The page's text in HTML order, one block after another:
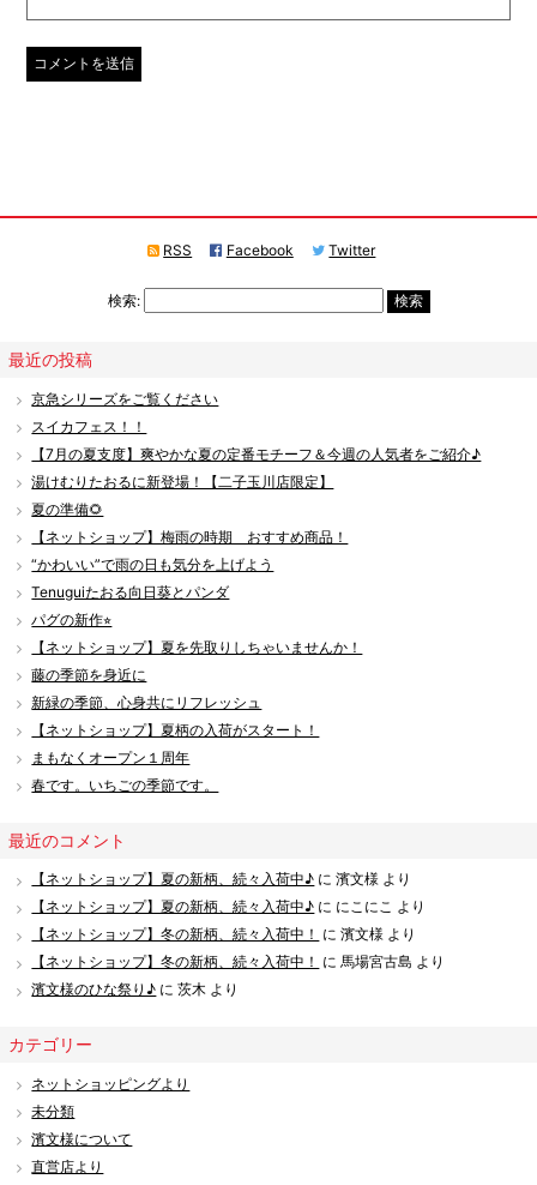
RSS Facebook Twitter
検索:
最近の投稿
京急シリーズをご覧ください
スイカフェス！！
【7月の夏支度】爽やかな夏の定番モチーフ＆今週の人気者をご紹介♪
湯けむりたおるに新登場！【二子玉川店限定】
夏の準備🌻
【ネットショップ】梅雨の時期 おすすめ商品！
“かわいい”で雨の日も気分を上げよう
Tenuguiたおる向日葵とパンダ
パグの新作⭐︎
【ネットショップ】夏を先取りしちゃいませんか！
藤の季節を身近に
新緑の季節、心身共にリフレッシュ
【ネットショップ】夏柄の入荷がスタート！
まもなくオープン１周年
春です。いちごの季節です。
最近のコメント
【ネットショップ】夏の新柄、続々入荷中♪ に濱文様 より
【ネットショップ】夏の新柄、続々入荷中♪ に にこにこ より
【ネットショップ】冬の新柄、続々入荷中！ に濱文様 より
【ネットショップ】冬の新柄、続々入荷中！ に馬場宮古島 より
濱文様のひな祭り♪ に茨木 より
カテゴリー
ネットショッピングより
未分類
濱文様について
直営店より